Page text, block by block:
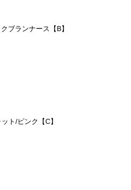
ブランナース【B】
ト/ピンク【C】